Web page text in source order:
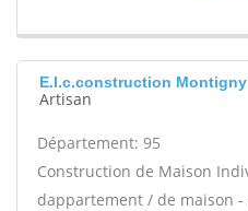
E.l.c.construction Montigny
Artisan
Département: 95
Construction de Maison
dappartement / de maison